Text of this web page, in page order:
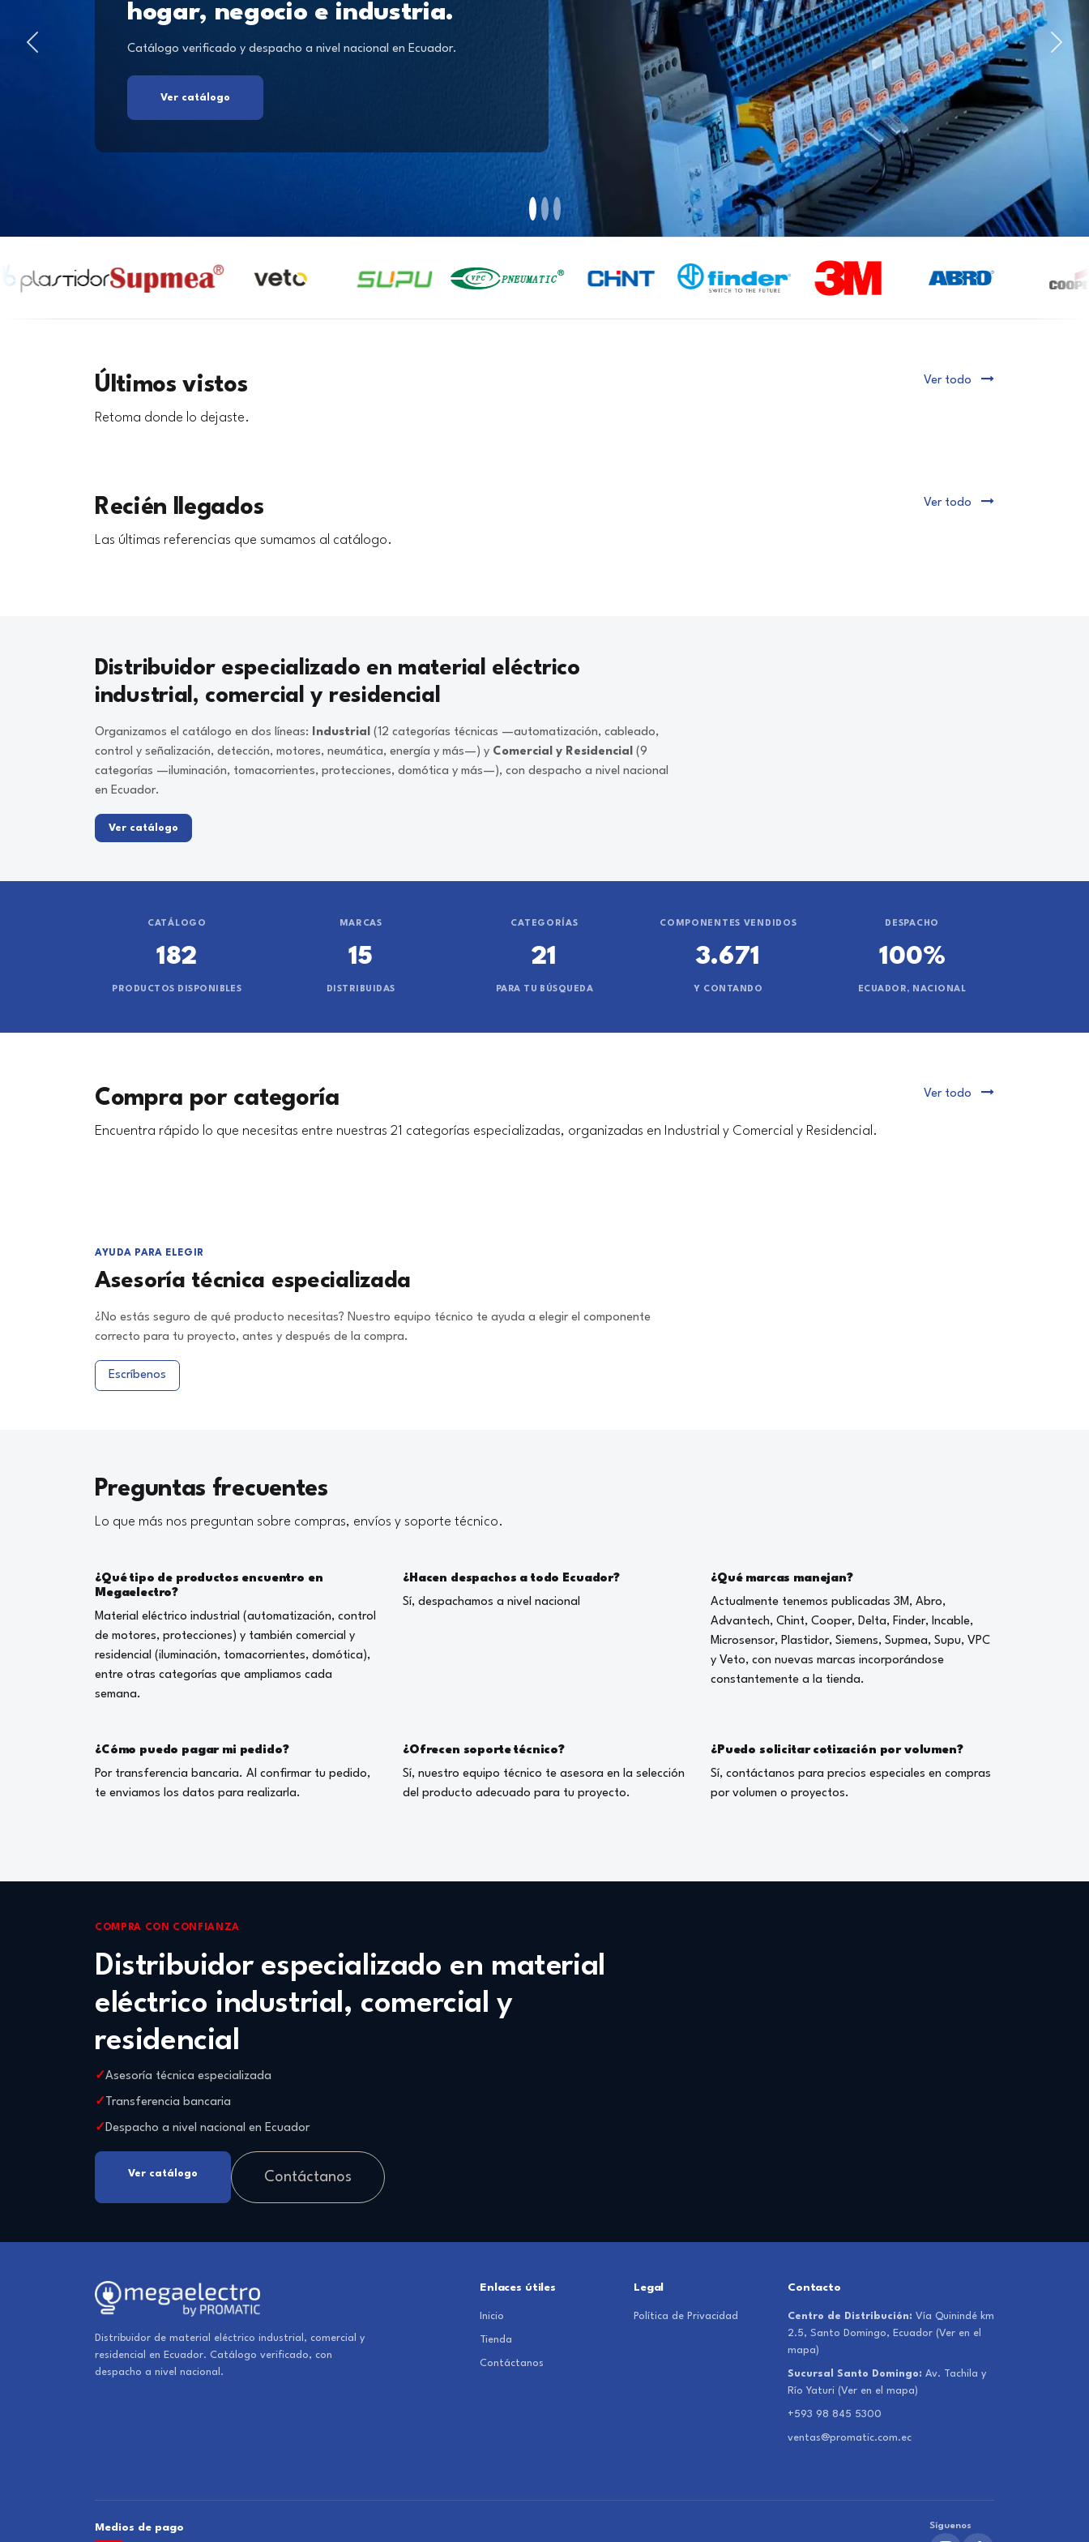
hogar, negocio e industria.
Catálogo verificado y despacho a nivel nacional en Ecuador.
Ver catálogo
Últimos vistos
Retoma donde lo dejaste.
Ver todo
Recién llegados
Las últimas referencias que sumamos al catálogo.
Ver todo
Distribuidor especializado en material eléctrico
industrial, comercial y residencial
Organizamos el catálogo en dos líneas: Industrial (12 categorías técnicas —automatización, cableado,
control y señalización, detección, motores, neumática, energía y más—) y Comercial y Residencial (9
categorías —iluminación, tomacorrientes, protecciones, domótica y más—), con despacho a nivel nacional
en Ecuador.
Ver catálogo
CATÁLOGO
182
PRODUCTOS DISPONIBLES
MARCAS
15
DISTRIBUIDAS
CATEGORÍAS
21
PARA TU BÚSQUEDA
COMPONENTES VENDIDOS
3.671
Y CONTANDO
DESPACHO
100%
ECUADOR, NACIONAL
Compra por categoría
Encuentra rápido lo que necesitas entre nuestras 21 categorías especializadas, organizadas en Industrial y Comercial y Residencial.
Ver todo
AYUDA PARA ELEGIR
Asesoría técnica especializada
¿No estás seguro de qué producto necesitas? Nuestro equipo técnico te ayuda a elegir el componente
correcto para tu proyecto, antes y después de la compra.
Escríbenos
Preguntas frecuentes
Lo que más nos preguntan sobre compras, envíos y soporte técnico.
¿Qué tipo de productos encuentro en
Megaelectro?
Material eléctrico industrial (automatización, control
de motores, protecciones) y también comercial y
residencial (iluminación, tomacorrientes, domótica),
entre otras categorías que ampliamos cada
semana.
¿Hacen despachos a todo Ecuador?
Sí, despachamos a nivel nacional
¿Qué marcas manejan?
Actualmente tenemos publicadas 3M, Abro,
Advantech, Chint, Cooper, Delta, Finder, Incable,
Microsensor, Plastidor, Siemens, Supmea, Supu, VPC
y Veto, con nuevas marcas incorporándose
constantemente a la tienda.
¿Cómo puedo pagar mi pedido?
Por transferencia bancaria. Al confirmar tu pedido,
te enviamos los datos para realizarla.
¿Ofrecen soporte técnico?
Sí, nuestro equipo técnico te asesora en la selección
del producto adecuado para tu proyecto.
¿Puedo solicitar cotización por volumen?
Sí, contáctanos para precios especiales en compras
por volumen o proyectos.
COMPRA CON CONFIANZA
Distribuidor especializado en material
eléctrico industrial, comercial y
residencial
Asesoría técnica especializada
Transferencia bancaria
Despacho a nivel nacional en Ecuador
Ver catálogo Contáctanos
Distribuidor de material eléctrico industrial, comercial y
residencial en Ecuador. Catálogo verificado, con
despacho a nivel nacional.
Enlaces útiles
Inicio
Tienda
Contáctanos
Legal
Política de Privacidad
Contacto
Centro de Distribución: Vía Quinindé km
2.5, Santo Domingo, Ecuador (Ver en el
mapa)
Sucursal Santo Domingo: Av. Tachila y
Río Yaturi (Ver en el mapa)
+593 98 845 5300
ventas@promatic.com.ec
Medios de pago Síguenos